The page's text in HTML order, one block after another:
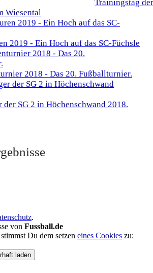
Trainingstag der
Wiesental
2019 - Ein Hoch auf das SC-Füchsle
2018 - Das 20. Fußballturnier.
der SG 2 in Höchenschwand 2018.
.
von Fussball.de
Du dem setzen eines Cookies zu: